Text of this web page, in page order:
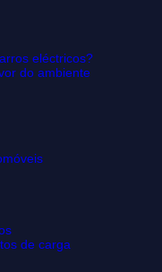
eléctricos?
do ambiente
de carga